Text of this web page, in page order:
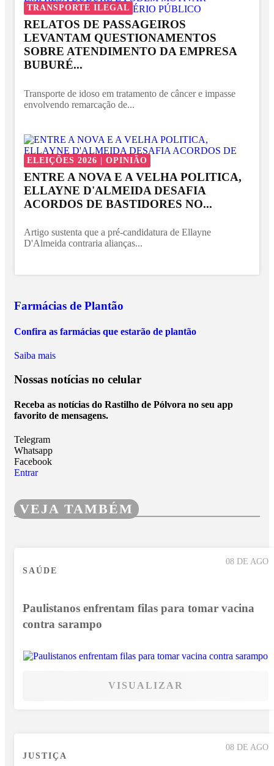
TRANSPORTE ILEGAL
RELATOS DE PASSAGEIROS
LEVANTAM QUESTIONAMENTOS
SOBRE ATENDIMENTO DA EMPRESA
BUBURÉ...
Transporte de idoso em tratamento de câncer e impasse
envolvendo remarcação de...
ELEIÇÕES 2026 | OPINIÃO
ENTRE A NOVA E A VELHA POLITICA,
ELLAYNE D'ALMEIDA DESAFIA
ACORDOS DE BASTIDORES NO...
Artigo sustenta que a pré-candidatura de Ellayne
D'Almeida contraria alianças...
Farmácias de Plantão
Confira as farmácias que estarão de plantão
Saiba mais
Nossas notícias no celular
Receba as notícias do Rastilho de Pólvora no seu app
favorito de mensagens.
Telegram
Whatsapp
Facebook
Entrar
VEJA TAMBÉM
08 DE AGO
SAÚDE
Paulistanos enfrentam filas para tomar vacina
contra sarampo
VISUALIZAR
08 DE AGO
JUSTIÇA